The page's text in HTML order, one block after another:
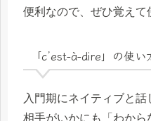
便利なので、ぜひ覚えて
「c’est-à-dire」の使
入門期にネイティブと話
相手がいかにも「わか